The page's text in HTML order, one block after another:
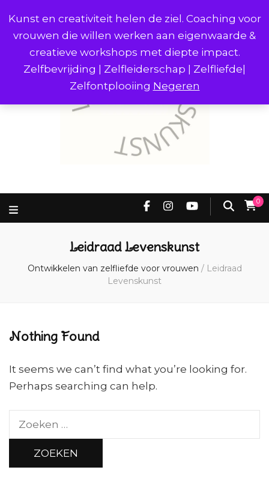
Kunst en creativiteit helen de ziel. Coaching voor
vrouwen die willen werken aan eigenwaarde &
creatieve workshops met diepte impact.
Zelfbevrijding | Zelfleiderschap | Zelfliefde|
Zelfontplooiing Negeren
0
Leidraad Levenskunst
Ontwikkelen van zelfliefde voor vrouwen / Leidraad
Levenskunst
Nothing Found
It seems we can’t find what you’re looking for.
Perhaps searching can help.
Zoeken